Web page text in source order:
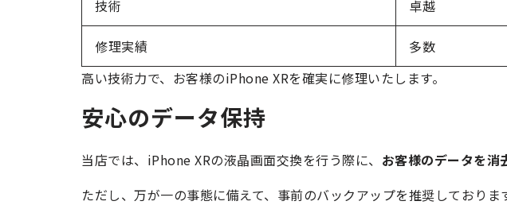
技術 卓越
修理実績
多数
高い技術力で、お客様のiPhone XRを確実に修理いたします。
安心のデータ保持
当店では、iPhone XRの液晶画面交換を行う際に、 お客様のデータを消
ただし、万が一の事態に備えて、事前のバックアップを推奨しておりま